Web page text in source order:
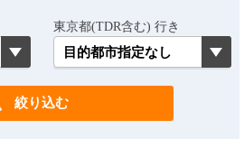
東京都(TDR含む) 行き